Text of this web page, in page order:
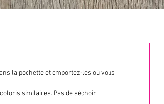
la pochette et emportez-les où vous
similaires. Pas de séchoir.